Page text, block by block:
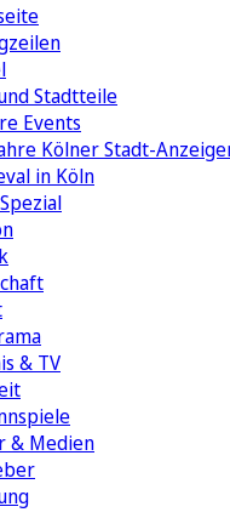
Stadtteile
Events
Kölner Stadt-
in Köln
& TV
& Medien